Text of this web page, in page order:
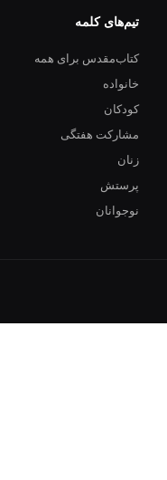
تیم‌های کلمه
کتاب‌مقدس برای همه
خانواده
کودکان
مشارکت هفتگی
زنان
پرستش
نوجوانان